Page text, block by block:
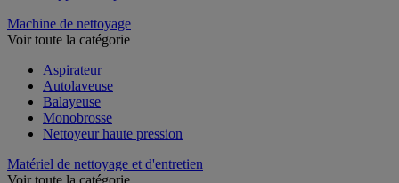
Machine de nettoyage
Aspirateur
Autolaveuse
Balayeuse
Monobrosse
Matériel de nettoyage et d'entretien